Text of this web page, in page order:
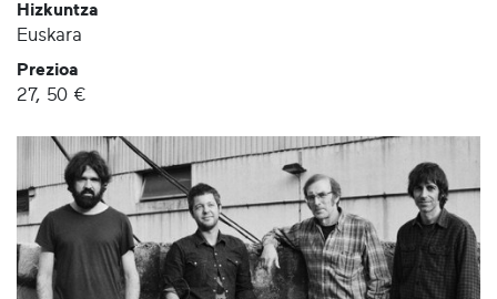
Hizkuntza
Euskara
Prezioa
27, 50 €